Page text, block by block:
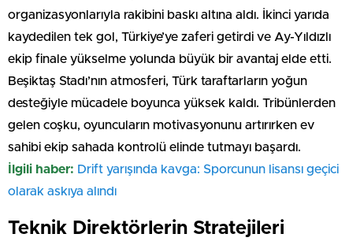
organizasyonlarıyla rakibini baskı altına aldı. İkinci yarıda
kaydedilen tek gol, Türkiye’ye zaferi getirdi ve Ay-Yıldızlı
ekip finale yükselme yolunda büyük bir avantaj elde etti.
Beşiktaş Stadı’nın atmosferi, Türk taraftarların yoğun
desteğiyle mücadele boyunca yüksek kaldı. Tribünlerden
gelen coşku, oyuncuların motivasyonunu artırırken ev
sahibi ekip sahada kontrolü elinde tutmayı başardı.
İlgili haber: Drift yarışında kavga: Sporcunun lisansı geçici
olarak askıya alındı
Teknik Direktörlerin Stratejileri